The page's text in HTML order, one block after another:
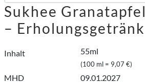
Sukhee Granatapfel
– Erholungsgetränk
Inhalt 55ml
(100 ml = 9,07 €)
MHD
09.01.2027